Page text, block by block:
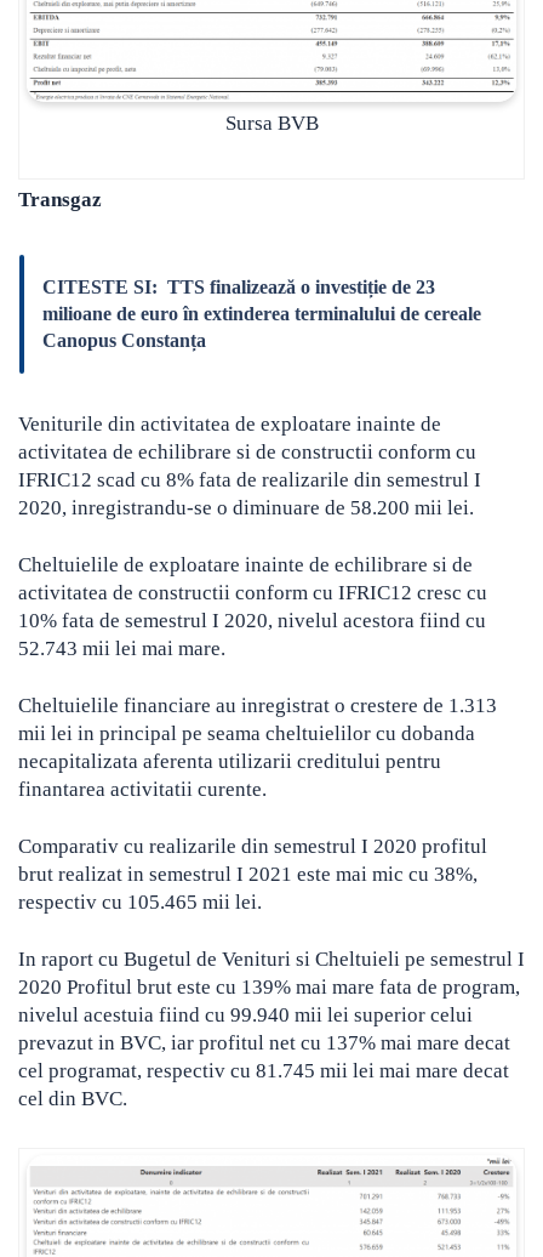
Sursa BVB
Transgaz
CITESTE SI: TTS finalizează o investiție de 23
milioane de euro în extinderea terminalului de cereale
Canopus Constanța
Veniturile din activitatea de exploatare inainte de
activitatea de echilibrare si de constructii conform cu
IFRIC12 scad cu 8% fata de realizarile din semestrul I
2020, inregistrandu-se o diminuare de 58.200 mii lei.
Cheltuielile de exploatare inainte de echilibrare si de
activitatea de constructii conform cu IFRIC12 cresc cu
10% fata de semestrul I 2020, nivelul acestora fiind cu
52.743 mii lei mai mare.
Cheltuielile financiare au inregistrat o crestere de 1.313
mii lei in principal pe seama cheltuielilor cu dobanda
necapitalizata aferenta utilizarii creditului pentru
finantarea activitatii curente.
Comparativ cu realizarile din semestrul I 2020 profitul
brut realizat in semestrul I 2021 este mai mic cu 38%,
respectiv cu 105.465 mii lei.
In raport cu Bugetul de Venituri si Cheltuieli pe semestrul I
2020 Profitul brut este cu 139% mai mare fata de program,
nivelul acestuia fiind cu 99.940 mii lei superior celui
prevazut in BVC, iar profitul net cu 137% mai mare decat
cel programat, respectiv cu 81.745 mii lei mai mare decat
cel din BVC.